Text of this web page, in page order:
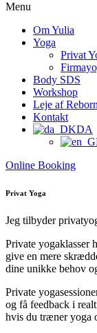
Menu
Om Yulia
Yoga
Privat
Body SDS
Workshop
Leje af
Kontakt
DA
Online Booking
Privat Yoga
Jeg tilbyder
Private yogaklasser
give en mere
dine unikke behov
Private
og få feedback i
hvis du træner yoga